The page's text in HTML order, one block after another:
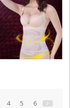
4 5 6